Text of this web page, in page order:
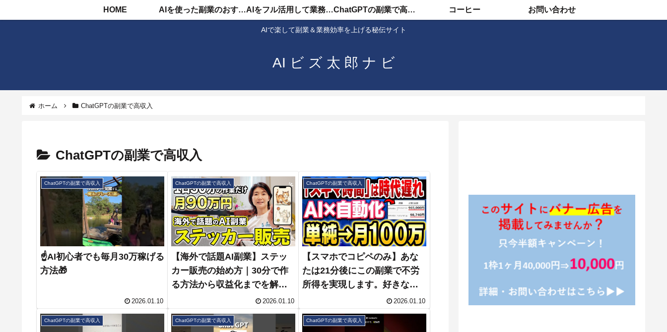
AIで楽して副業＆業務効率を上げる秘伝サイト
AI ビ ズ 太 郎 ナ ビ
HOME AIを使った副業のおすすめ AIをフル活用して業務効率化 ChatGPTの副業で高収入 コーヒー お問い合わせ
ホーム ChatGPTの副業で高収入
ChatGPTの副業で高収入
ChatGPTの副業で高収入
☝️AI初心者でも毎月30万稼げる
方法🎁
2026.01.10
ChatGPTの副業で高収入
【海外で話題AI副業】ステッ
カー販売の始め方｜30分で作
る方法から収益化までを解説
します！【ChatGPT CanvaI
簡単作業】
2026.01.10
ChatGPTの副業で高収入
【スマホでコピペのみ】あな
たは21分後にこの副業で不労
所得を実現します。好きな動
画を見るだけで月収100万が儲
かる方法を徹底解説！【在宅
ワーク】【ChatGPT】
2026.01.10
ChatGPTの副業で高収入 ChatGPTの副業で高収入 ChatGPTの副業で高収入